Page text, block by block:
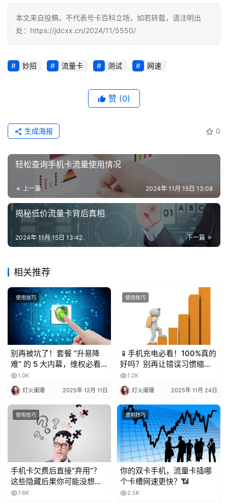
资
讯
流
量
号
认
增
值
业
务
本文来自投稿，不代表号卡百科立场，如若转载，请注明出
处：https://jdcxx.cn/2024/11/5550/
妙招 流量卡 测试 网速
赞 (0)
0
生成海报
轻松查询手机卡流量使用情况
上一篇 2024年 11月 15日 13:08
揭秘低价流量卡背后真相
下一篇
2024年 11月 15日 13:42
相关推荐
使用技巧
别再被坑了！套餐 “升易降
难” 的 5 大内幕，维权必看
💥1.0K
灯火阑珊 2025年 12月 11日
使用技巧
📱手机充电必看！100%真的
好吗？别再让错误习惯缩短
电池寿命！
1.2K
灯火阑珊 2025年 11月 24日
使用技巧
手机卡欠费后直接“弃用”？
这些隐藏后果你可能没想
到！
7.6K
使用技巧
你的双卡手机，流量卡插哪
个卡槽网速更快？📶
2.5K